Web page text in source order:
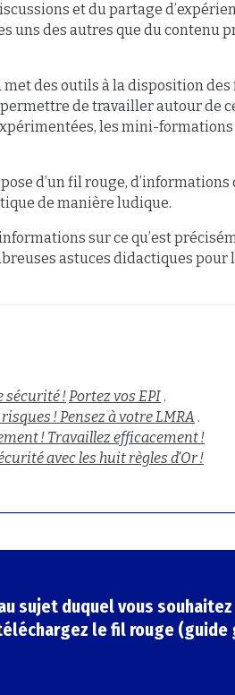
et du partage
uns des autres que du contenu
des outils à la disposition
de travailler autour de
les mini-
d’un fil rouge, d’informations
de manière ludique.
sur ce qu’est
astuces didactiques pour
sécurité !Portez vos EPI.
! Pensez à votre LMRA .
! Travaillez efficacement !
avec les huit règles d’Or !
sujet duquel vous
le fil rouge